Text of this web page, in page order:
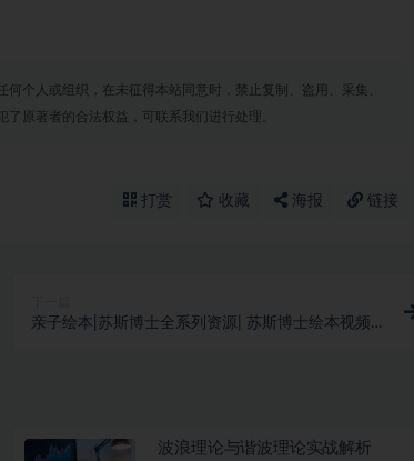
个人或组织，在未征得本站同意时，禁止复制、盗用、采集、
原著者的合法权益，可联系我们进行处理。
打赏 收藏 海报 链接
亲子绘本|苏斯博士全系列资源| 苏斯博士绘本视频
波浪理论与谐波理论实战解析